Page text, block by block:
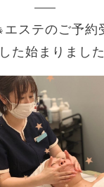
エステのご予約
た始まりました